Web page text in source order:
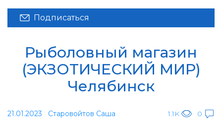
Подписаться
Рыболовный магазин
(ЭКЗОТИЧЕСКИЙ МИР)
Челябинск
21.01.2023 Старовойтов Саша 1.1K 0